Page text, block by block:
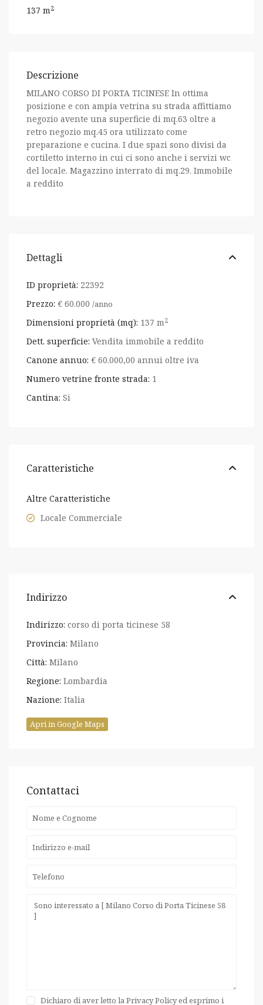
137 m2
Descrizione
MILANO CORSO DI PORTA TICINESE In ottima
posizione e con ampia vetrina su strada affittiamo
negozio avente una superficie di mq.63 oltre a
retro negozio mq.45 ora utilizzato come
preparazione e cucina. I due spazi sono divisi da
cortiletto interno in cui ci sono anche i servizi wc
del locale. Magazzino interrato di mq.29. Immobile
a reddito
Dettagli
ID proprietà: 22392
Prezzo: € 60.000/anno
Dimensioni proprietà (mq): 137 m2
Dett. superficie: Vendita immobile a reddito
Canone annuo: € 60.000,00 annui oltre iva
Numero vetrine fronte strada: 1
Cantina: Si
Caratteristiche
Altre Caratteristiche
Locale Commerciale
Indirizzo
Indirizzo: corso di porta ticinese 58
Provincia: Milano
Città: Milano
Regione: Lombardia
Nazione: Italia
Apri in Google Maps
Contattaci
Dichiaro di aver letto la Privacy Policy ed esprimo i